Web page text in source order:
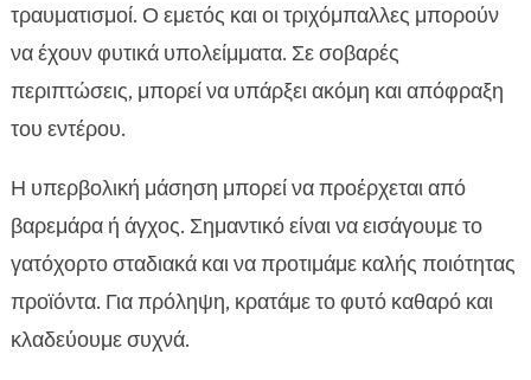
τραυματισμοί. Ο εμετός και οι τριχόμπαλλες μπορούν
να έχουν φυτικά υπολείμματα. Σε σοβαρές
περιπτώσεις, μπορεί να υπάρξει ακόμη και απόφραξη
του εντέρου.
Η υπερβολική μάσηση μπορεί να προέρχεται από
βαρεμάρα ή άγχος. Σημαντικό είναι να εισάγουμε το
γατόχορτο σταδιακά και να προτιμάμε καλής ποιότητας
προϊόντα. Για πρόληψη, κρατάμε το φυτό καθαρό και
κλαδεύουμε συχνά.